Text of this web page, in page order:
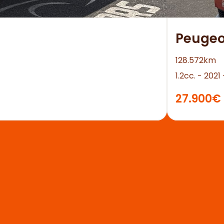
128.572km
1.2cc. -
27.900€